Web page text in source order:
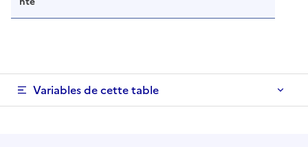
Variables de cette table